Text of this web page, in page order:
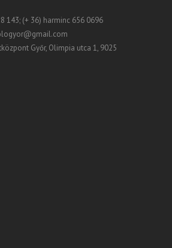
143; (+ 36) harminc 656 0696
Győr, Olimpia utca 1, 9025